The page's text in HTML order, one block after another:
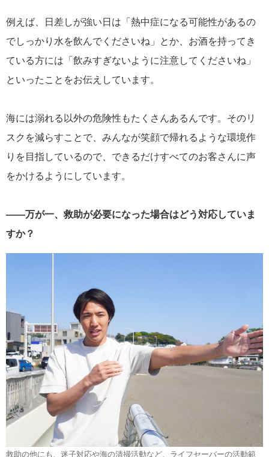
例えば、日差しが強い日は「熱中症になる可能性があるの
でしっかり水を飲んでくださいね」とか、お酒を持ってき
ている方には「飲みすぎないように注意してくださいね」
といったことをお伝えしています。
海には溺れる以外の危険性もたくさんあるんです。そのリ
スクを減らすことで、みんなが笑顔で帰れるような環境作
りを目指しているので、できるだけすべてのお客さんに声
をかけるようにしています。
――万が一、救助が必要になった場合はどう対応していま
すか？
救助の他にも、迷子対応や海の清掃活動など、ライフセーバーの活動範